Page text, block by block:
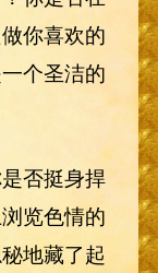
你喜欢的
个圣洁的
否挺身捍
览色情的
地藏了起